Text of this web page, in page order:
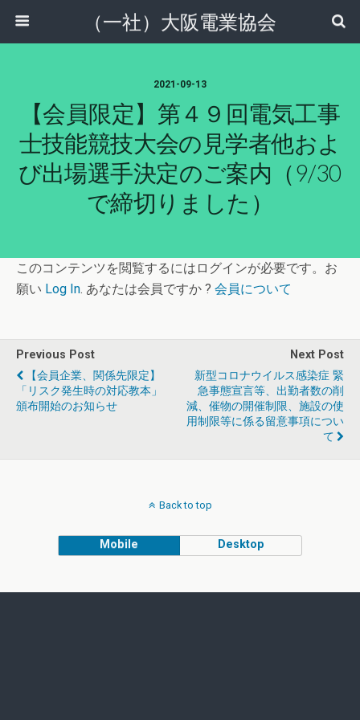
（一社）大阪電業協会
2021-09-13
【会員限定】第４９回電気工事
士技能競技大会の見学者他およ
び出場選手決定のご案内（9/30
で締切りました）
このコンテンツを閲覧するにはログインが必要です。お
願い Log In. あなたは会員ですか ? 会員について
Previous Post
【会員企業、関係先限定】
「リスク発生時の対応教本」
頒布開始のお知らせ
Next Post
新型コロナウイルス感染症 緊
急事態宣言等、出勤者数の削
減、催物の開催制限、施設の使
用制限等に係る留意事項につい
て
Back to top
Mobile Desktop